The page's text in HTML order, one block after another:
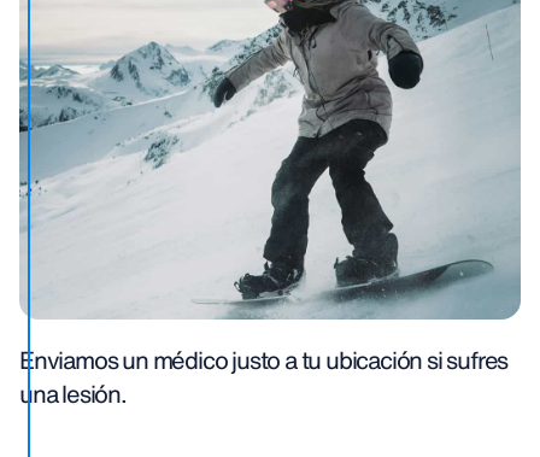
Enviamos un médico justo a tu ubicación si sufres
una lesión.